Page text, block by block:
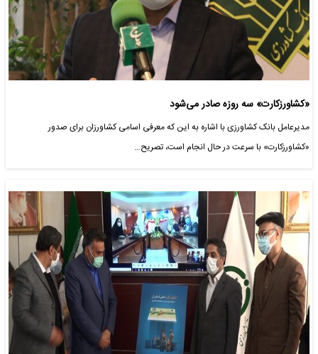
«کشاورزکارت» سه روزه صادر می‌شود
مدیرعامل بانک کشاورزی با اشاره به این که معرفی اسامی کشاورزان برای صدور
«کشاورزکارت» با سرعت در حال انجام است، تصریح…